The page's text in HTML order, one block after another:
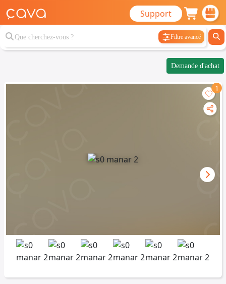
Support
Filtre avancé
Demande d'achat
1